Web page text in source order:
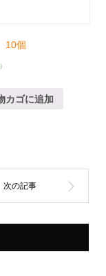
10個
カゴに追加